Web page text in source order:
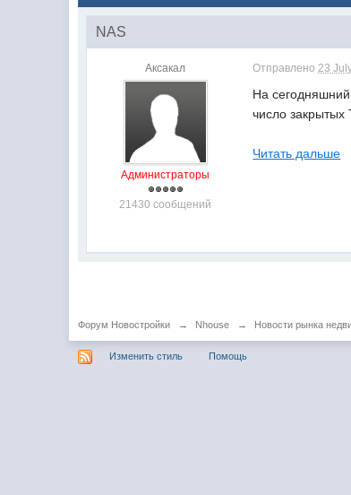
NAS
Аксакал
Администраторы
21430 сообщений
Отправлено23
На сегодняшний
число закрытых
Читать дальше
Форум Новостройки → Nhouse → Новости рынка
Изменить стиль Помощь